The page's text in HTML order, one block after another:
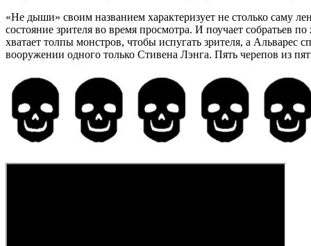
«Не дыши» своим названием характеризует не столько саму
состояние зрителя во время просмотра. И поучает собратьев
хватает толпы монстров, чтобы испугать зрителя, а Альварес
вооружении одного только Стивена Лэнга. Пять черепов из